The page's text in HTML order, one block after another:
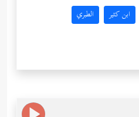
ابن كثير الطبري